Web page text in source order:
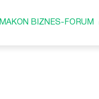
MAKON BIZNES-FORUM